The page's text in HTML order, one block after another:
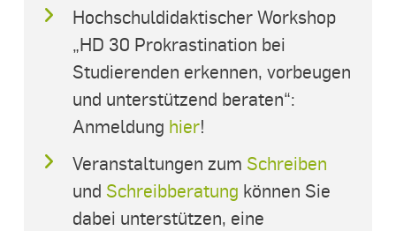
Hochschuldidaktischer Workshop
„HD 30 Prokrastination bei
Studierenden erkennen, vorbeugen
und unterstützend beraten“:
Anmeldung hier!
Veranstaltungen zum Schreiben
und Schreibberatung können Sie
dabei unterstützen, eine